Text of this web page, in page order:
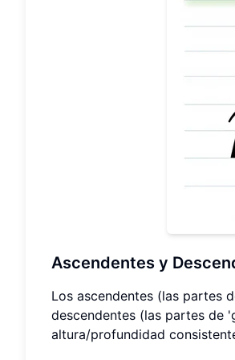
Ascendentes y
Los ascendentes (las partes
descendentes (las partes de
altura/profundidad